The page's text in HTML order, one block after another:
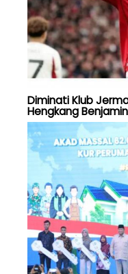
Diminati Klub
Hengkang